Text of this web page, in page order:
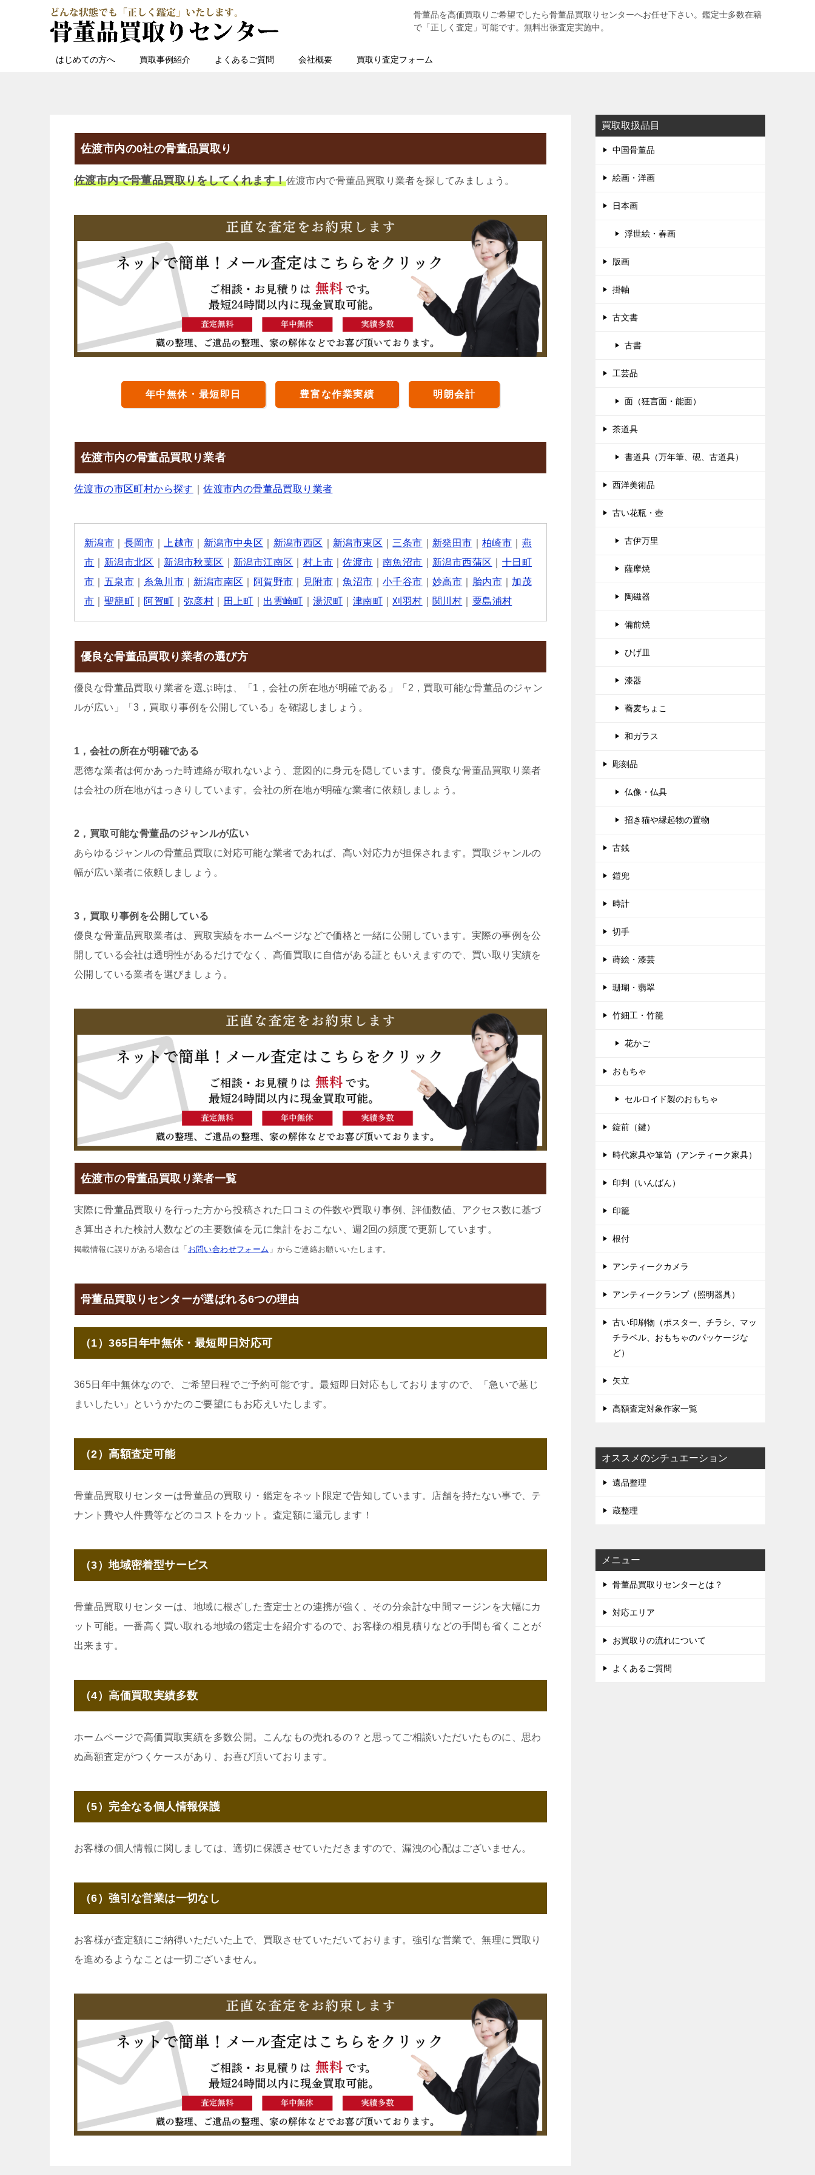
骨董品を高価買取りご希望でしたら骨董品買取りセンターへお任せ下さい。鑑定士多数在籍
で「正しく査定」可能です。無料出張査定実施中。
はじめての方へ 買取事例紹介 よくあるご質問 会社概要 買取り査定フォーム
佐渡市内の0社の骨董品買取り
佐渡市内で骨董品買取りをしてくれます！佐渡市内で骨董品買取り業者を探してみましょう。
年中無休・最短即日 豊富な作業実績 明朗会計
佐渡市内の骨董品買取り業者
佐渡市の市区町村から探す ｜佐渡市内の骨董品買取り業者
新潟市 長岡市 上越市 新潟市中央区 新潟市西区 新潟市東区 三条市 新発田市 ｜柏崎市
燕
市
新潟市北区 新潟市秋葉区 新潟市江南区 村上市 ｜佐渡市 ｜南魚沼市 新潟市西蒲区
十日町
市
五泉市 糸魚川市 新潟市南区 阿賀野市 見附市 ｜魚沼市 ｜小千谷市 ｜妙高市 胎内市｜ 加茂
市
聖籠町 阿賀町 ｜弥彦村 田上町 出雲崎町 ｜湯沢町 津南町 ｜刈羽村 関川村 粟島浦村
優良な骨董品買取り業者の選び方
優良な骨董品買取り業者を選ぶ時は、「1，会社の所在地が明確である」「2，買取可能な骨董品のジャン
ルが広い」「3，買取り事例を公開している」を確認しましょう。
1，会社の所在が明確である
悪徳な業者は何かあった時連絡が取れないよう、意図的に身元を隠しています。優良な骨董品買取り業者
は会社の所在地がはっきりしています。会社の所在地が明確な業者に依頼しましょう。
2，買取可能な骨董品のジャンルが広い
あらゆるジャンルの骨董品買取に対応可能な業者であれば、高い対応力が担保されます。買取ジャンルの
幅が広い業者に依頼しましょう。
3，買取り事例を公開している
優良な骨董品買取業者は、買取実績をホームページなどで価格と一緒に公開しています。実際の事例を公
開している会社は透明性があるだけでなく、高価買取に自信がある証ともいえますので、買い取り実績を
公開している業者を選びましょう。
佐渡市の骨董品買取り業者一覧
実際に骨董品買取りを行った方から投稿された口コミの件数や買取り事例、評価数値、アクセス数に基づ
き算出された検討人数などの主要数値を元に集計をおこない、週2回の頻度で更新しています。
掲載情報に誤りがある場合は「 お問い合わせフォーム 」からご連絡お願いいたします。
骨董品買取りセンターが選ばれる6つの理由
（1）365日年中無休・最短即日対応可
365日年中無休なので、ご希望日程でご予約可能です。最短即日対応もしておりますので、「急いで墓じ
まいしたい」というかたのご要望にもお応えいたします。
（2）高額査定可能
骨董品買取りセンターは骨董品の買取り・鑑定をネット限定で告知しています。店舗を持たない事で、テ
ナント費や人件費等などのコストをカット。査定額に還元します！
（3）地域密着型サービス
骨董品買取りセンターは、地域に根ざした査定士との連携が強く、その分余計な中間マージンを大幅にカ
ット可能。一番高く買い取れる地域の鑑定士を紹介するので、お客様の相見積りなどの手間も省くことが
出来ます。
（4）高価買取実績多数
ホームページで高価買取実績を多数公開。こんなもの売れるの？と思ってご相談いただいたものに、思わ
ぬ高額査定がつくケースがあり、お喜び頂いております。
（5）完全なる個人情報保護
お客様の個人情報に関しましては、適切に保護させていただきますので、漏洩の心配はございません。
（6）強引な営業は一切なし
お客様が査定額にご納得いただいた上で、買取させていただいております。強引な営業で、無理に買取り
を進めるようなことは一切ございません。
買取取扱品目
中国骨董品
絵画・洋画
日本画
浮世絵・春画
版画
掛軸
古文書
古書
工芸品
面（狂言面・能面）
茶道具
書道具（万年筆、硯、古道具）
西洋美術品
古い花瓶・壺
古伊万里
薩摩焼
陶磁器
備前焼
ひげ皿
漆器
蕎麦ちょこ
和ガラス
彫刻品
仏像・仏具
招き猫や縁起物の置物
古銭
鎧兜
時計
切手
蒔絵・漆芸
珊瑚・翡翠
竹細工・竹籠
花かご
おもちゃ
セルロイド製のおもちゃ
錠前（鍵）
時代家具や箪笥（アンティーク家具）
印判（いんばん）
印籠
根付
アンティークカメラ
アンティークランプ（照明器具）
古い印刷物（ポスター、チラシ、マッ
チラベル、おもちゃのパッケージな
ど）
矢立
高額査定対象作家一覧
オススメのシチュエーション
遺品整理
蔵整理
メニュー
骨董品買取りセンターとは？
対応エリア
お買取りの流れについて
よくあるご質問